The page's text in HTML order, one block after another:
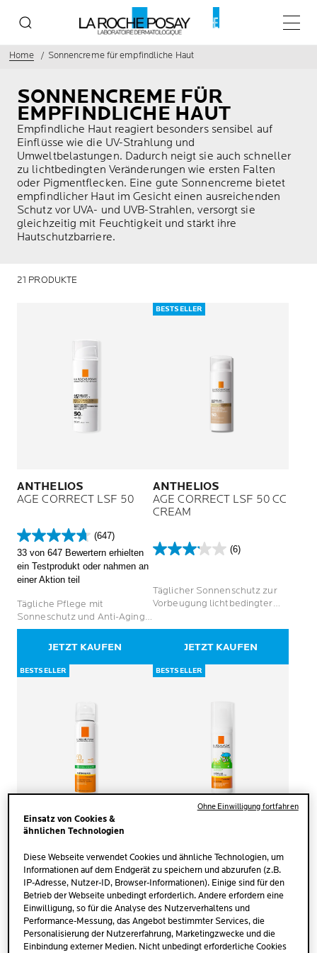
Home Sonnencreme für empfindliche Haut
SONNENCREME FÜR
EMPFINDLICHE HAUT
Empfindliche Haut reagiert besonders sensibel auf
Einflüsse wie die UV-Strahlung und
Umweltbelastungen. Dadurch neigt sie auch schneller
zu lichtbedingten Veränderungen wie ersten Falten
oder Pigmentflecken. Eine gute Sonnencreme bietet
empfindlicher Haut im Gesicht einen ausreichenden
Schutz vor UVA- und UVB-Strahlen, versorgt sie
gleichzeitig mit Feuchtigkeit und stärkt ihre
Hautschutzbarriere.
21 PRODUKTE
ANTHELIOS
AGE CORRECT LSF 50
(647)
4.7
von
5
Sternen.
Bewertungen
33 von 647 Bewertern erhielten
ein Testprodukt oder nahmen an
einer Aktion teil
Tägliche Pflege mit
Sonneschutz und Anti-Aging-
Effekt
JETZT KAUFEN
BESTSELLER
ANTHELIOS
AGE CORRECT LSF 50 CC
CREAM
(6)
3.2
Sternen.
6
Täglicher Sonnenschutz zur
Vorbeugung lichtbedingter
JETZT KAUFEN
BESTSELLER
TRANSPARENTES
ANTI-GLANZ-SPRAY LSF
50
(18)
4.1
von
Sternen.
Sehr hoher Schutz.
Mattierend. Anti-Glanz-Finish.
BESTSELLER
DK BABY MILCH LSF 50+
(32)
4.5
von
5
Sternen.
Sehr hohe Schutzwirkung.
Sehr wasserfest. Besonders
verträglich.
Einsatz von Cookies &
ähnlichen Technologien
Diese Webseite verwendet Cookies und ähnliche Technologien, um
Informationen auf dem Endgerät zu speichern und abzurufen (z.B.
IP-Adresse, Nutzer-ID, Browser-Informationen). Einige sind für den
Betrieb der Webseite unbedingt erforderlich. Andere erfordern eine
Einwilligung, so für die Analyse des Nutzerverhaltens und
Performance-Messung, das Angebot bestimmter Services, die
Personalisierung der Nutzererfahrung, Marketingzwecke und die
Einbindung externer Medien. Nicht unbedingt erforderliche Cookies
Ohne Einwilligung fortfahren